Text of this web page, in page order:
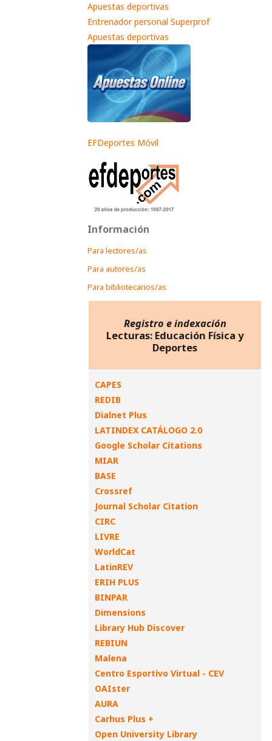
Apuestas deportivas
Entrenador personal Superprof
Apuestas deportivas
EFDeportes Móvil
Información
Para lectores/as
Para autores/as
Para bibliotecarios/as
Registro e indexación
Lecturas: Educación Física y
Deportes
CAPES
REDIB
Dialnet Plus
LATINDEX CATÁLOGO 2.0
Google Scholar Citations
MIAR
BASE
Crossref
Journal Scholar Citation
CIRC
LIVRE
WorldCat
LatinREV
ERIH PLUS
BINPAR
Dimensions
Library Hub Discover
REBIUN
Malena
Centro Esportivo Virtual - CEV
OAIster
AURA
Carhus Plus +
Open University Library